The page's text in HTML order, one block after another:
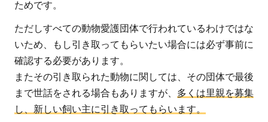
ワン
コ・ジ
（認定
NPO
法人ピ
ースウ
ィン
ためです。
ただしすべての動物愛護団体で行われているわけではな
いため、もし引き取ってもらいたい場合には必ず事前に
確認する必要があります。
またその引き取られた動物に関しては、その団体で最後
まで世話をされる場合もありますが、 多くは里親を募集
し、新しい飼い主に引き取ってもらいます。